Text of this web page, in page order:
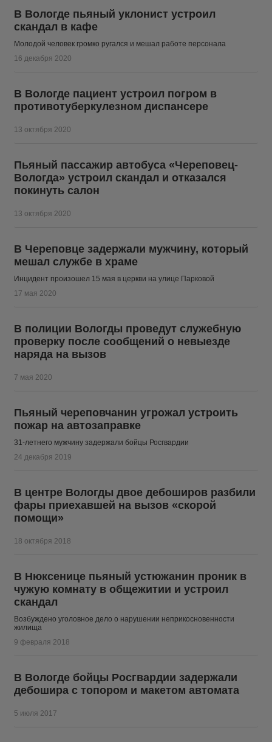
В Вологде пьяный уклонист устроил
скандал в кафе
Молодой человек громко ругался и мешал работе персонала
16 декабря 2020
В Вологде пациент устроил погром в
противотуберкулезном диспансере
13 октября 2020
Пьяный пассажир автобуса «Череповец-
Вологда» устроил скандал и отказался
покинуть салон
13 октября 2020
В Череповце задержали мужчину, который
мешал службе в храме
Инцидент произошел 15 мая в церкви на улице Парковой
17 мая 2020
В полиции Вологды проведут служебную
проверку после сообщений о невыезде
наряда на вызов
7 мая 2020
Пьяный череповчанин угрожал устроить
пожар на автозаправке
31-летнего мужчину задержали бойцы Росгвардии
24 декабря 2019
В центре Вологды двое дебоширов разбили
фары приехавшей на вызов «скорой
помощи»
18 октября 2018
В Нюксенице пьяный устюжанин проник в
чужую комнату в общежитии и устроил
скандал
Возбуждено уголовное дело о нарушении неприкосновенности
жилища
9 февраля 2018
В Вологде бойцы Росгвардии задержали
дебошира с топором и макетом автомата
5 июля 2017